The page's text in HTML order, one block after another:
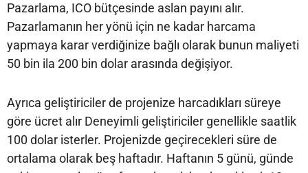
Pazarlama, ICO bütçesinde aslan payını alır.
Pazarlamanın her yönü için ne kadar harcama
yapmaya karar verdiğinize bağlı olarak bunun maliyeti
50 bin ila 200 bin dolar arasında değişiyor.
Ayrıca geliştiriciler de projenize harcadıkları süreye
göre ücret alır Deneyimli geliştiriciler genellikle saatlik
100 dolar isterler. Projenizde geçirecekleri süre de
ortalama olarak beş haftadır. Haftanın 5 günü, günde